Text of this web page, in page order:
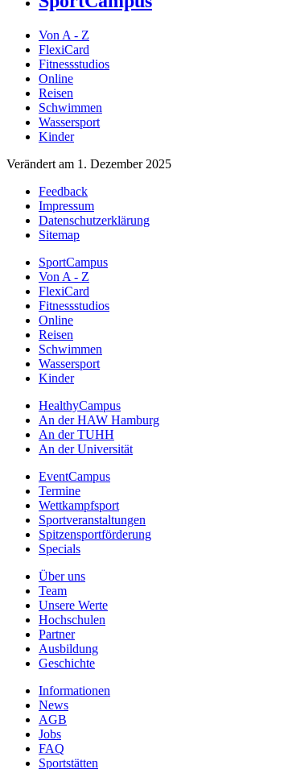
Von A - Z
FlexiCard
Fitnessstudios
Online
Reisen
Schwimmen
Wassersport
Kinder
Verändert am 1. Dezember 2025
Feedback
Impressum
Datenschutzerklärung
Sitemap
SportCampus
Von A - Z
FlexiCard
Fitnessstudios
Online
Reisen
Schwimmen
Wassersport
Kinder
HealthyCampus
An der HAW Hamburg
An der TUHH
An der Universität
EventCampus
Termine
Wettkampfsport
Sportveranstaltungen
Spitzensportförderung
Specials
Über uns
Team
Unsere Werte
Hochschulen
Partner
Ausbildung
Geschichte
Informationen
News
AGB
Jobs
FAQ
Sportstätten